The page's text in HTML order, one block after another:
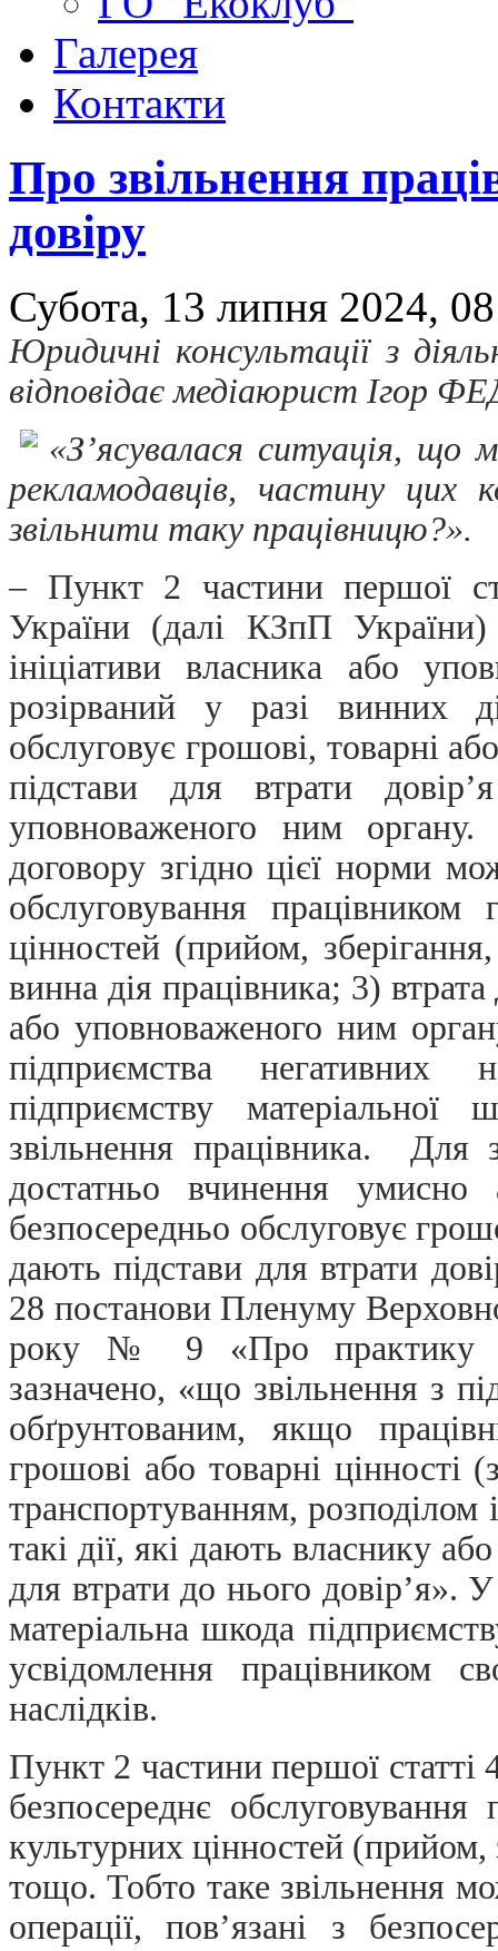
Галерея
Контакти
Про звільнення
довіру
Субота, 13 липня 2024,
Юридичні консультації з
відповідає медіаюрист Ігор
«З’ясувалася ситуація,
рекламодавців, частину цих
звільнити таку працівницю?».
– Пункт 2 частини першої
України (далі КЗпП
ініціативи власника або
розірваний у разі винних
обслуговує грошові, товарні
підстави для втрати
уповноваженого ним
договору згідно цієї норми
обслуговування
цінностей (прийом,
винна дія працівника; 3)
або уповноваженого ним
підприємства негативних
підприємству
звільнення працівника. Для
достатньо вчинення
безпосередньо обслуговує
дають підстави для втрати
28 постанови Пленуму
року № 9 «Про практику
зазначено, «що звільнення з
обґрунтованим, якщо
грошові або товарні цінності
транспортуванням,
такі дії, які дають власнику
для втрати до нього довір’я».
матеріальна шкода
усвідомлення працівником
наслідків.
Пункт 2 частини першої
безпосереднє
культурних цінностей (прийом,
тощо. Тобто таке звільнення
операції, пов’язані з